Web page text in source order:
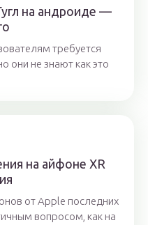
на андроиде —
требуется
они не знают как это
на айфоне XR
от Apple последних
вопросом, как на